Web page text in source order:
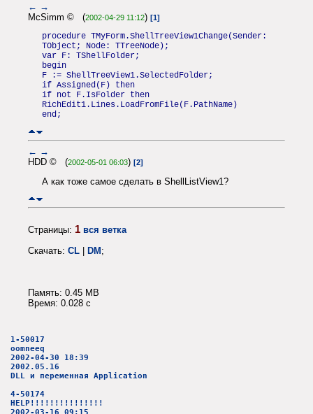
← →
McSimm © (2002-04-29 11:12) [1]
procedure TMyForm.ShellTreeView1Change(Sender:
TObject; Node: TTreeNode);
var F: TShellFolder;
begin
F := ShellTreeView1.SelectedFolder;
if Assigned(F) then
if not F.IsFolder then
RichEdit1.Lines.LoadFromFile(F.PathName)
end;
← →
HDD © (2002-05-01 06:03) [2]
А как тоже самое сделать в ShellListView1?
Страницы: 1 вся ветка
Скачать: CL | DM;
Память: 0.45 MB
Время: 0.028 c
1-50017
oomneeq
2002-04-30 18:39
2002.05.16
DLL и переменная Application
4-50174
HELP!!!!!!!!!!!!!!!